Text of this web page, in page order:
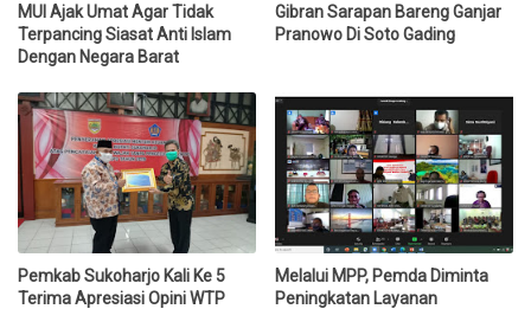
MUI Ajak Umat Agar Tidak
Terpancing Siasat Anti Islam
Dengan Negara Barat
Gibran Sarapan Bareng Ganjar
Pranowo Di Soto Gading
Pemkab Sukoharjo Kali Ke 5
Terima Apresiasi Opini WTP
Melalui MPP, Pemda Diminta
Peningkatan Layanan